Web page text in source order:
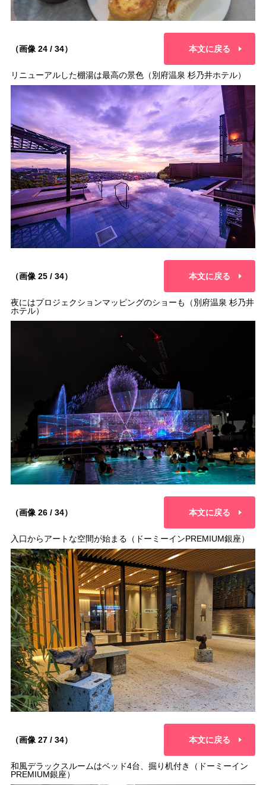
（画像 24 / 34） 本文に戻る
リニューアルした棚湯は最高の景色（別府温泉 杉乃井ホテル）
（画像 25 / 34） 本文に戻る
夜にはプロジェクションマッピングのショーも（別府温泉 杉乃井
ホテル）
（画像 26 / 34） 本文に戻る
入口からアートな空間が始まる（ドーミーインPREMIUM銀座）
（画像 27 / 34） 本文に戻る
和風デラックスルームはベッド4台、掘り机付き（ドーミーイン
PREMIUM銀座）